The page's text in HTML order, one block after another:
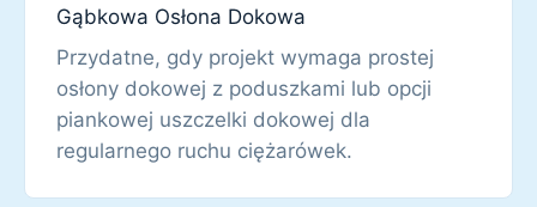
Gąbkowa Osłona Dokowa
Przydatne, gdy projekt wymaga prostej
osłony dokowej z poduszkami lub opcji
piankowej uszczelki dokowej dla
regularnego ruchu ciężarówek.